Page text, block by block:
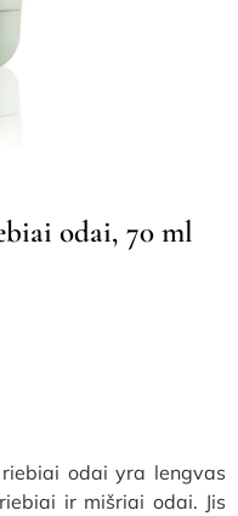
odai, 70 ml
odai yra lengvas
ir mišriai odai. Jis